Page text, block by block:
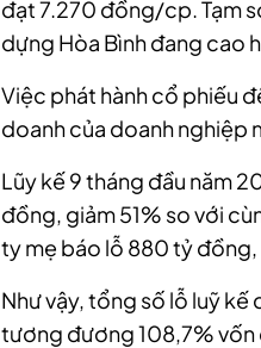
đạt 7.270 đồng/cp. Tạm
dựng Hòa Bình đang cao
Việc phát hành cổ phiếu
doanh của doanh nghiệp
Lũy kế 9 tháng đầu năm
đồng, giảm 51% so với
ty mẹ báo lỗ 880 tỷ
Như vậy, tổng số lỗ luỹ
tương đương 108,7% vốn